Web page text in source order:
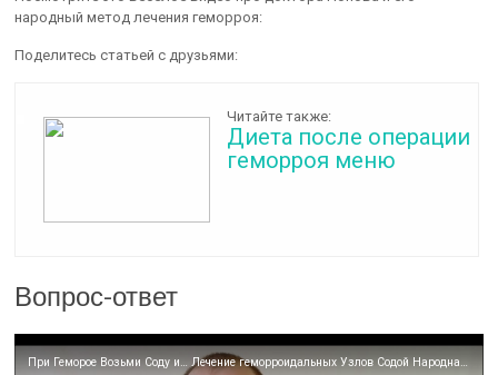
народный метод лечения геморроя:
Поделитесь статьей с друзьями:
Читайте также:
Диета после операции
геморроя меню
Вопрос-ответ
При Геморое Возьми Соду и… Лечение геморроидальных Узлов Содой Народная медицина